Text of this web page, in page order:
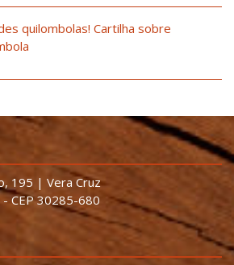
quilombolas! Cartilha sobre
195 | Vera Cruz
CEP 30285-680